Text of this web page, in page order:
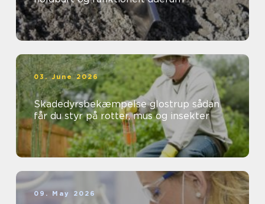
03. June 2026
Skadedyrsbekæmpelse glostrup sådan
får du styr på rotter, mus og insekter
09. May 2026